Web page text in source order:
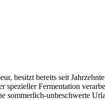
besitzt bereits seit
Fermentation
sommerlich-unbeschwerte